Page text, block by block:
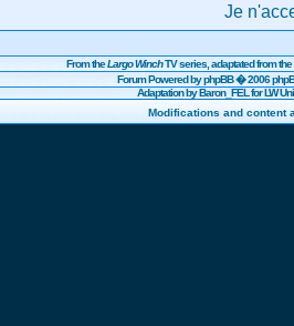
Je
From theLargo WinchTV series, adaptated from
Forum Powered byphpBB� 2006
Adaptation by Baron_FEL for LW
Modifications and content